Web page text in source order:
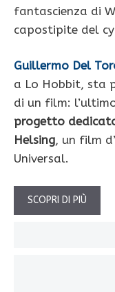
fantascienza di
capostipite del
Guillermo Del
a Lo Hobbit, sta
di un film:
progetto
Helsing, un film
Universal.
SCOPRI DI PIÙ